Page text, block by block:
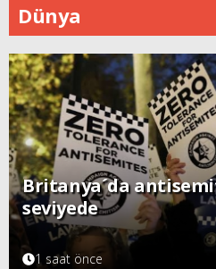
Dünya
Britanya´da
seviyede
1 saat önce